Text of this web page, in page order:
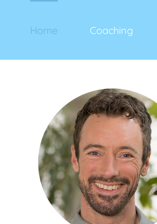
Home Coaching